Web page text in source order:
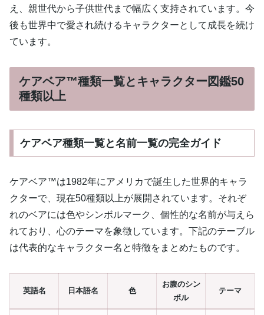
え、親世代から子供世代まで幅広く支持されています。今
後も世界中で愛され続けるキャラクターとして成長を続け
ています。
ケアベア™種類一覧とキャラクター図鑑50
種類以上
ケアベア種類一覧と名前一覧の完全ガイド
ケアベア™は1982年にアメリカで誕生した世界的キャラ
クターで、現在50種類以上が展開されています。それぞ
れのベアには色やシンボルマーク、個性的な名前が与えら
れており、心のテーマを象徴しています。下記のテーブル
は代表的なキャラクター名と特徴をまとめたものです。
英語名 日本語名 色
お腹のシン
ボル
テーマ